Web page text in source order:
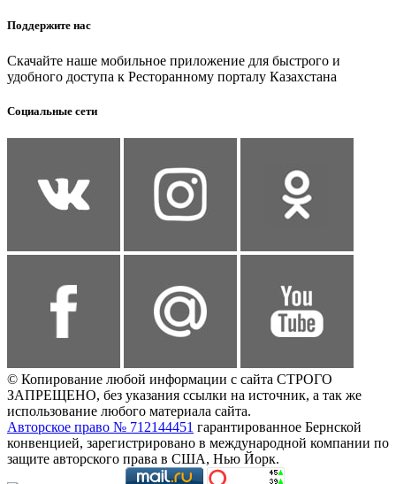
Поддержите нас
Скачайте наше мобильное приложение для быстрого и
удобного доступа к Ресторанному порталу Казахстана
Социальные сети
© Копирование любой информации с сайта СТРОГО
ЗАПРЕЩЕНО, без указания ссылки на источник, а так же
использование любого материала сайта.
Авторское право № 712144451 гарантированное Бернской
конвенцией, зарегистрировано в международной компании по
защите авторского права в США, Нью Йорк.